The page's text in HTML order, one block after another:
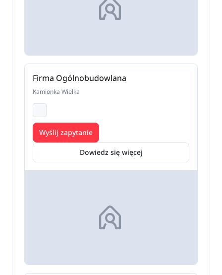
Firma Ogólnobudowlana
Kamionka Wielka
Dowiedz się więcej
Wyślij zapytanie